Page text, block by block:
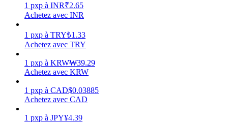
Des rendements élevés et un accès instantané
1 pxp à INR₹2.65
Achetez avec INR
1 pxp à TRY₺1.33
Achetez avec TRY
1 pxp à KRW₩39.29
Achetez avec KRW
1 pxp à CAD$0.03885
Achetez avec CAD
1 pxp à JPY¥4.39